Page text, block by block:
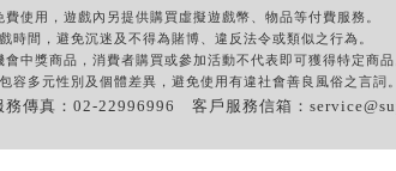
使用，遊戲內另提供購買虛擬遊戲幣、物品等付費服務。
時間，避免沉迷及不得為賭博、違反法令或類似之行為。
中獎商品，消費者購買或參加活動不代表即可獲得特定商品
容多元性別及個體差異，避免使用有違社會善良風俗之言詞。
傳真：02-22996996 客戶服務信箱：